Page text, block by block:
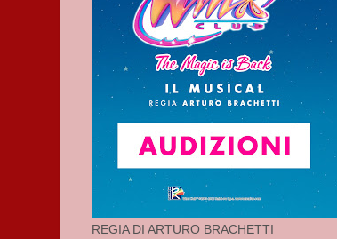
REGIA DI ARTURO BRACHETTI